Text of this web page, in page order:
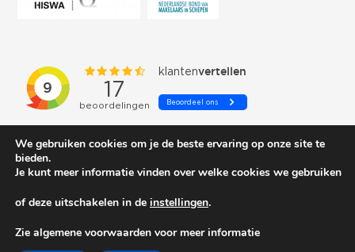
We gebruiken cookies om je de beste ervaring op onze site te
bieden.
Je kunt meer informatie vinden over welke cookies we gebruiken
of deze uitschakelen in de instellingen.
Zie algemene voorwaarden voor meer informatie